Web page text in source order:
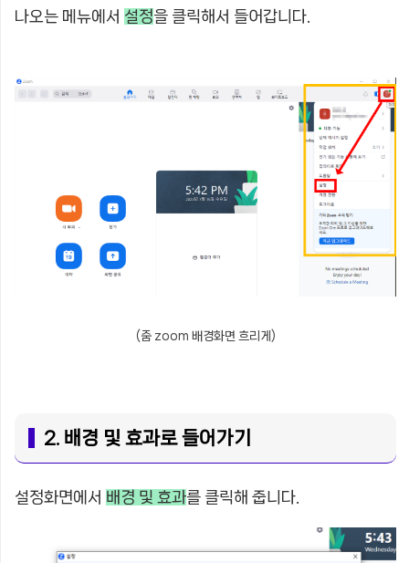
나오는 메뉴에서 설정을 클릭해서 들어갑니다.
(줌 zoom 배경화면 흐리게)
2. 배경 및 효과로 들어가기
설정화면에서 배경 및 효과를 클릭해 줍니다.